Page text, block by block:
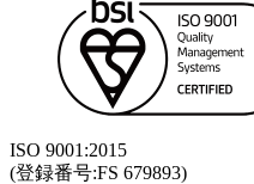
ISO 9001:2015
(登録番号:FS 679893)